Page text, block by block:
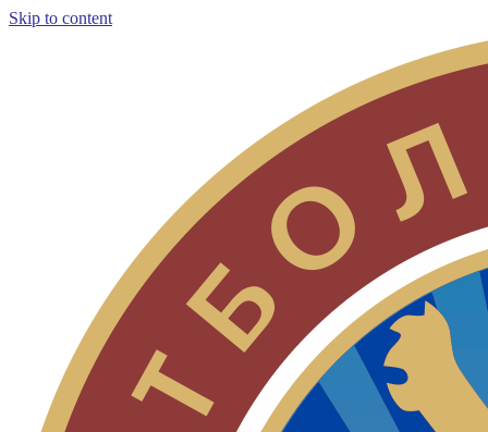
Skip to content